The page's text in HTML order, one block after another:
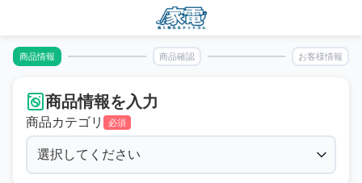
商品情報 商品確認 お客様情報
商品情報を入力
商品カテゴリ 必須